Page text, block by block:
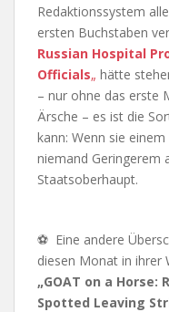
Redaktionssystem
ersten Buchstaben
Russian Hospital
Officials„ hätte
– nur ohne das erste
Ärsche – es ist die
kann: Wenn sie
niemand Geringerem
Staatsoberhaupt.
⚽ Eine andere
diesen Monat in ihrer
„GOAT on a Horse:
Spotted Leaving